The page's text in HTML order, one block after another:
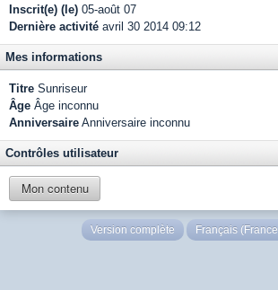
Inscrit(e) (le) 05-août 07
Dernière activité avril 30 2014 09:12
Mes informations
Titre Sunriseur
Âge Âge inconnu
Anniversaire Anniversaire inconnu
Contrôles utilisateur
Mon contenu
Version complète Français